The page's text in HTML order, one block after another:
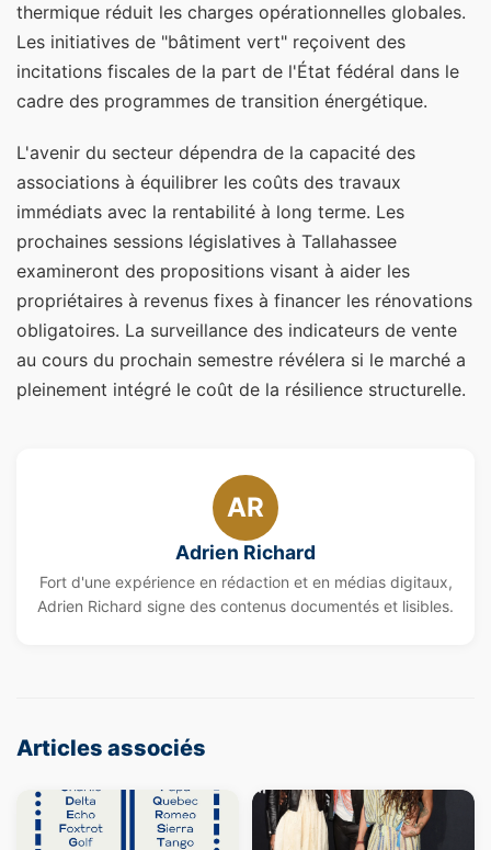
thermique réduit les charges opérationnelles globales.
Les initiatives de "bâtiment vert" reçoivent des
incitations fiscales de la part de l'État fédéral dans le
cadre des programmes de transition énergétique.
L'avenir du secteur dépendra de la capacité des
associations à équilibrer les coûts des travaux
immédiats avec la rentabilité à long terme. Les
prochaines sessions législatives à Tallahassee
examineront des propositions visant à aider les
propriétaires à revenus fixes à financer les rénovations
obligatoires. La surveillance des indicateurs de vente
au cours du prochain semestre révélera si le marché a
pleinement intégré le coût de la résilience structurelle.
AR
Adrien Richard
Fort d'une expérience en rédaction et en médias digitaux,
Adrien Richard signe des contenus documentés et lisibles.
Articles associés